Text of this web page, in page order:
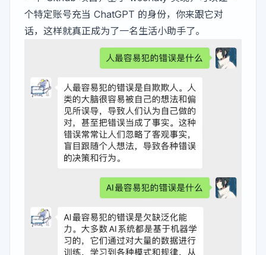
个特定账号充当 ChatGPT 的身份，你来跟它对
话，这样就真正成为了一名生活小助手了。